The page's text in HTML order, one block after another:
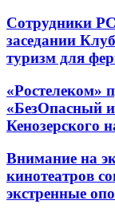
Сотрудники
заседании
туризм для
«Ростелеком»
«БезОпасный
Кенозерского
Внимание на
кинотеатров
экстренные